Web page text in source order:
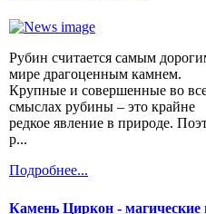
Рубин считается самым
мире драгоценным камнем.
Крупные и совершенные во
смыслах рубины – это крайне
редкое явление в природе.
р...
Подробнее...
Камень Циркон - магические